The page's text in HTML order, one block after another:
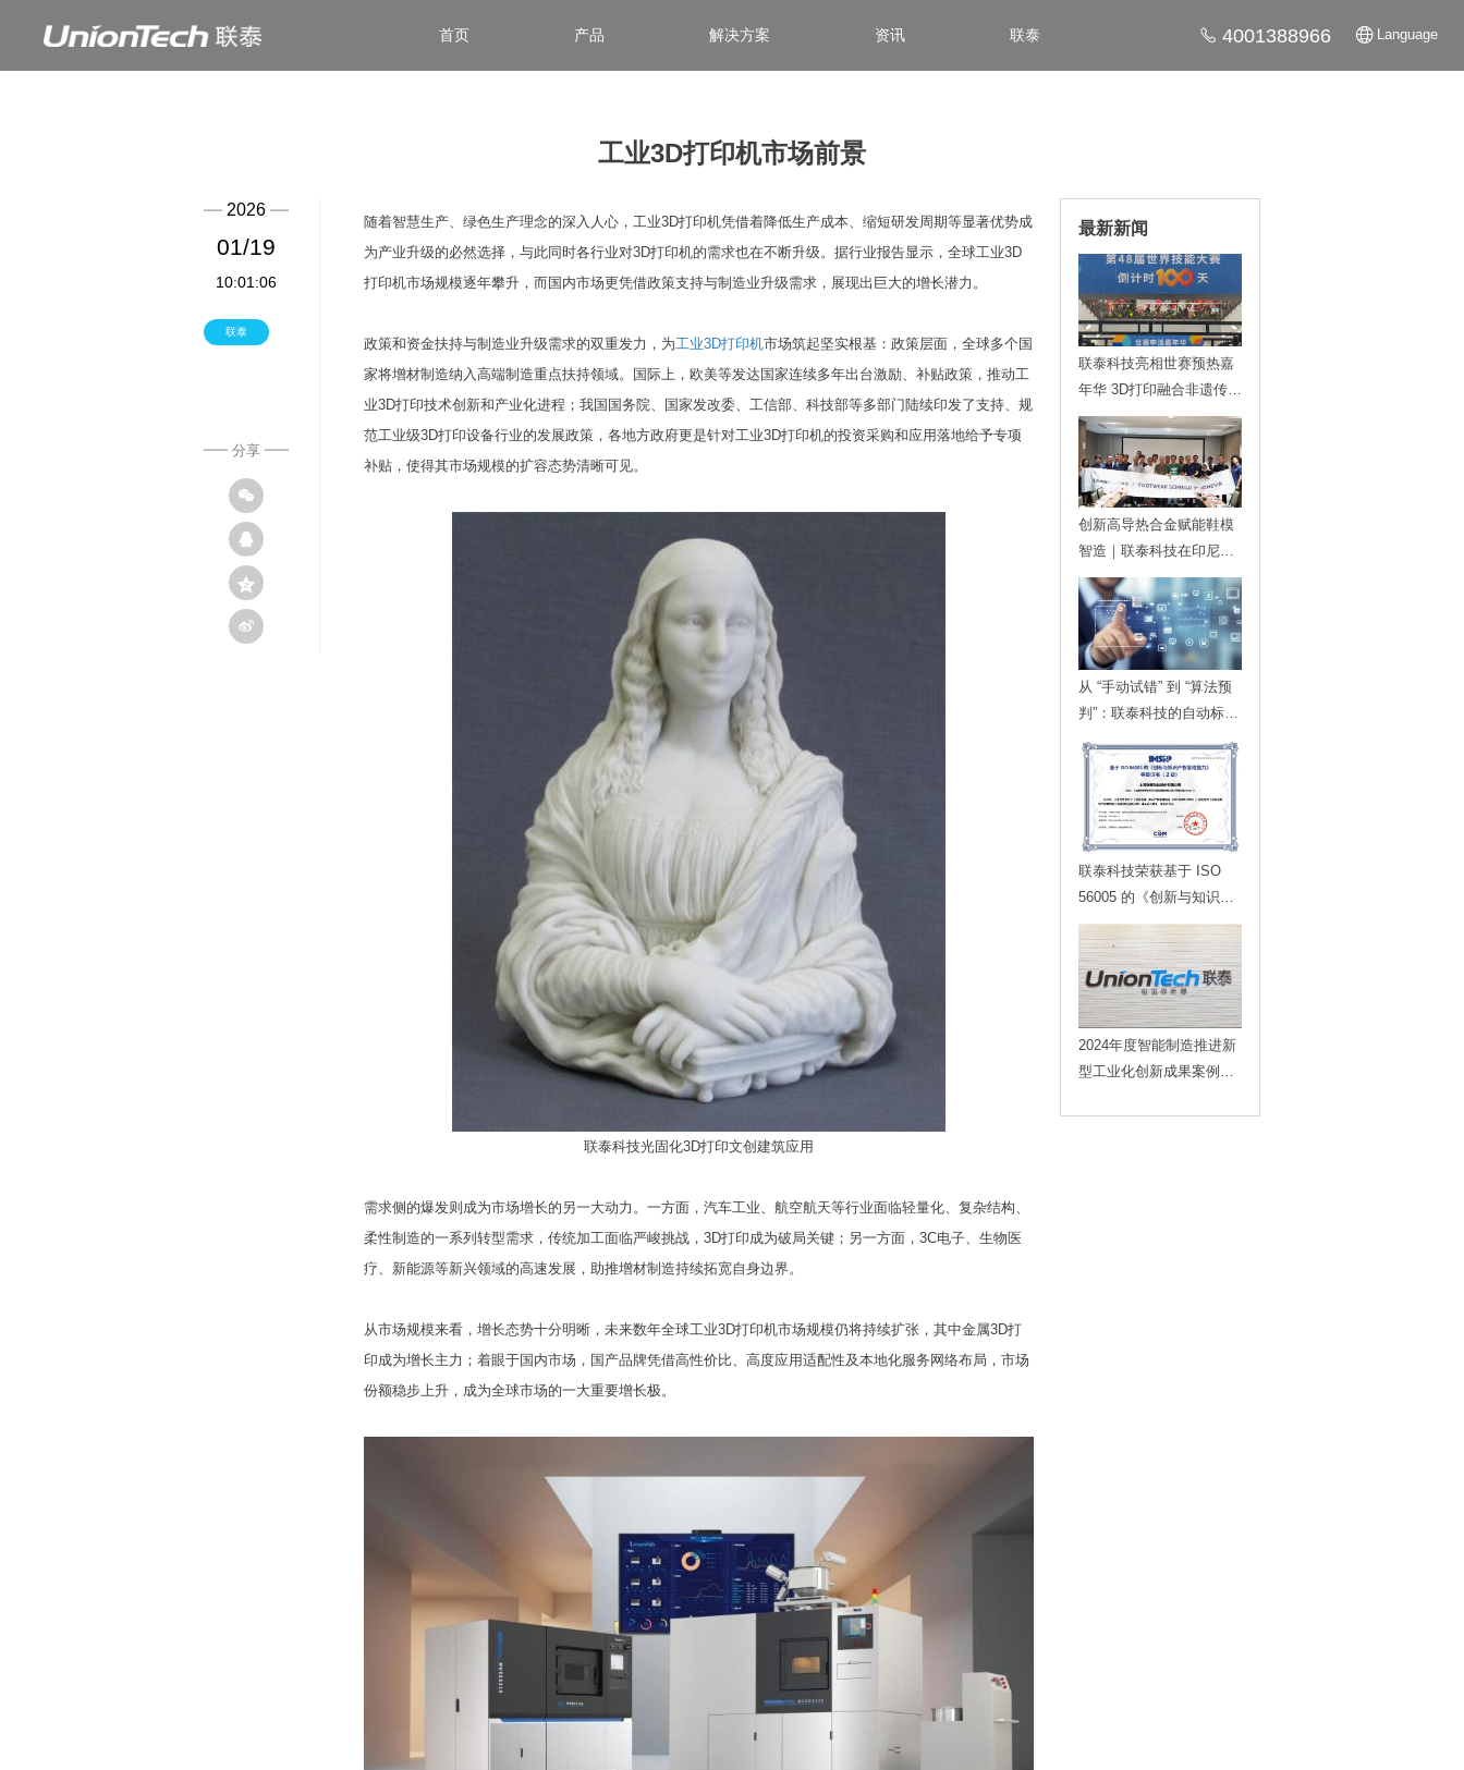
首页 产品 解决方案 资讯 联泰 4001388966 Language
工业3D打印机市场前景
2026
01/19
10:01:06
联泰
分享
随着智慧生产、绿色生产理念的深入人心，工业3D打印机凭借着降低生产成本、缩短研发周期等显著优势成
为产业升级的必然选择，与此同时各行业对3D打印机的需求也在不断升级。据行业报告显示，全球工业3D
打印机市场规模逐年攀升，而国内市场更凭借政策支持与制造业升级需求，展现出巨大的增长潜力。
政策和资金扶持与制造业升级需求的双重发力，为工业3D打印机市场筑起坚实根基：政策层面，全球多个国
家将增材制造纳入高端制造重点扶持领域。国际上，欧美等发达国家连续多年出台激励、补贴政策，推动工
业3D打印技术创新和产业化进程；我国国务院、国家发改委、工信部、科技部等多部门陆续印发了支持、规
范工业级3D打印设备行业的发展政策，各地方政府更是针对工业3D打印机的投资采购和应用落地给予专项
补贴，使得其市场规模的扩容态势清晰可见。
联泰科技光固化3D打印文创建筑应用
需求侧的爆发则成为市场增长的另一大动力。一方面，汽车工业、航空航天等行业面临轻量化、复杂结构、
柔性制造的一系列转型需求，传统加工面临严峻挑战，3D打印成为破局关键；另一方面，3C电子、生物医
疗、新能源等新兴领域的高速发展，助推增材制造持续拓宽自身边界。
从市场规模来看，增长态势十分明晰，未来数年全球工业3D打印机市场规模仍将持续扩张，其中金属3D打
印成为增长主力；着眼于国内市场，国产品牌凭借高性价比、高度应用适配性及本地化服务网络布局，市场
份额稳步上升，成为全球市场的一大重要增长极。
最新新闻
联泰科技亮相世赛预热嘉
年华 3D打印融合非遗传递
技能魅力
创新高导热合金赋能鞋模
智造｜联泰科技在印尼发
布金属3D打印落地方案
从 “手动试错” 到 “算法预
判”：联泰科技的自动标定
技术，如何为智能制造划
定更高的行业标准？
联泰科技荣获基于 ISO
56005 的《创新与知识产
权管理能力》等级证书
2024年度智能制造推进新
型工业化创新成果案例重